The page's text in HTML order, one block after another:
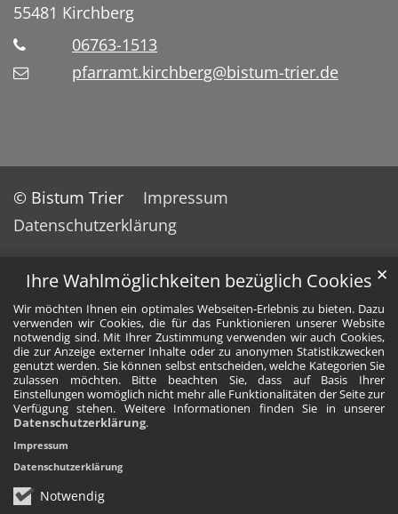
Ihre Wahlmöglichkeiten bezüglich Cookies
Wir möchten Ihnen ein optimales Webseiten-Erlebnis zu bieten. Dazu
verwenden wir Cookies, die für das Funktionieren unserer Website
notwendig sind. Mit Ihrer Zustimmung verwenden wir auch Cookies,
die zur Anzeige externer Inhalte oder zu anonymen Statistikzwecken
genutzt werden. Sie können selbst entscheiden, welche Kategorien Sie
zulassen möchten. Bitte beachten Sie, dass auf Basis Ihrer
Einstellungen womöglich nicht mehr alle Funktionalitäten der Seite zur
Verfügung stehen. Weitere Informationen finden Sie in unserer
Datenschutzerklärung.
Notwendig
✕
Impressum
Datenschutzerklärung
55481 Kirchberg
06763-1513
pfarramt.kirchberg@bistum-trier.de
© Bistum Trier
Impressum
Datenschutzerklärung